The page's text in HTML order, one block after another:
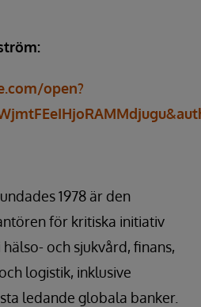
open?
1978 är den
för kritiska initiativ
och sjukvård, finans,
logistik, inklusive
ledande globala banker.